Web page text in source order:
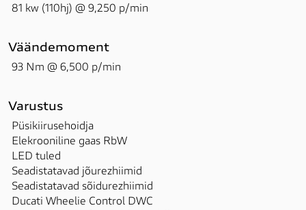
81 kw (110hj) @ 9,250 p/min
Väändemoment
93 Nm @ 6,500 p/min
Varustus
Püsikiirusehoidja
Elekrooniline gaas RbW
LED tuled
Seadistatavad jõurezhiimid
Seadistatavad sõidurezhiimid
Ducati Wheelie Control DWC